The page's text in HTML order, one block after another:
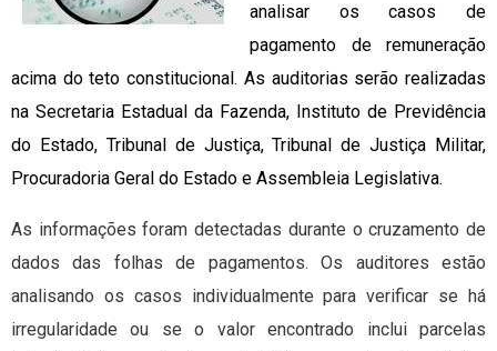
analisar os casos de
pagamento de remuneração
acima do teto constitucional. As auditorias serão realizadas
na Secretaria Estadual da Fazenda, Instituto de Previdência
do Estado, Tribunal de Justiça, Tribunal de Justiça Militar,
Procuradoria Geral do Estado e Assembleia Legislativa.
As informações foram detectadas durante o cruzamento de
dados das folhas de pagamentos. Os auditores estão
analisando os casos individualmente para verificar se há
irregularidade ou se o valor encontrado inclui parcelas